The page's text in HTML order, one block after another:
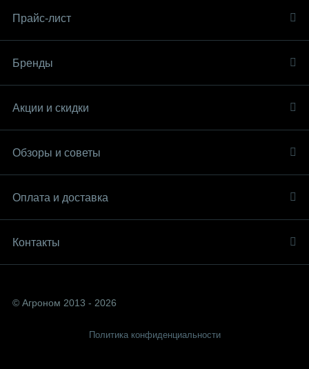
Прайс-лист
Бренды
Акции и скидки
Обзоры и советы
Оплата и доставка
Контакты
© Агроном 2013 - 2026
Политика конфиденциальности